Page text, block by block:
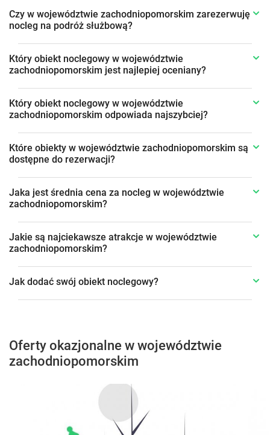
Czy w województwie zachodniopomorskim zarezerwuję
nocleg na podróż służbową?
Który obiekt noclegowy w województwie
zachodniopomorskim jest najlepiej oceniany?
Który obiekt noclegowy w województwie
zachodniopomorskim odpowiada najszybciej?
Które obiekty w województwie zachodniopomorskim są
dostępne do rezerwacji?
Jaka jest średnia cena za nocleg w województwie
zachodniopomorskim?
Jakie są najciekawsze atrakcje w województwie
zachodniopomorskim?
Jak dodać swój obiekt noclegowy?
Oferty okazjonalne w województwie
zachodniopomorskim